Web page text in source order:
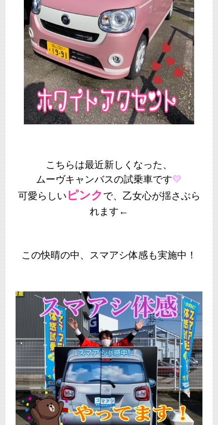
こちらは最近新しくなった、
ムーヴキャンバスの試乗車です💛
可愛らしい ピンク で、乙女心が揺さぶら
れます←
この快晴の中、スマアシ体感も実施中！